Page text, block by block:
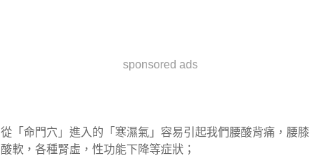
sponsored ads
從「命門穴」進入的「寒濕氣」容易引起我們腰酸背痛，腰膝
酸軟，各種腎虛，性功能下降等症狀；